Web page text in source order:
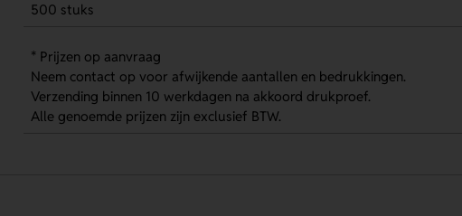
500 stuks
* Prijzen op aanvraag
Neem contact op voor afwijkende aantallen en bedrukkingen.
Verzending binnen 10 werkdagen na akkoord drukproef.
Alle genoemde prijzen zijn exclusief BTW.